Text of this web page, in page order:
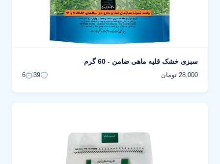
سبزی خشک قليه ماهی ضامن - 60 گرم
28,000 تومان 39
6